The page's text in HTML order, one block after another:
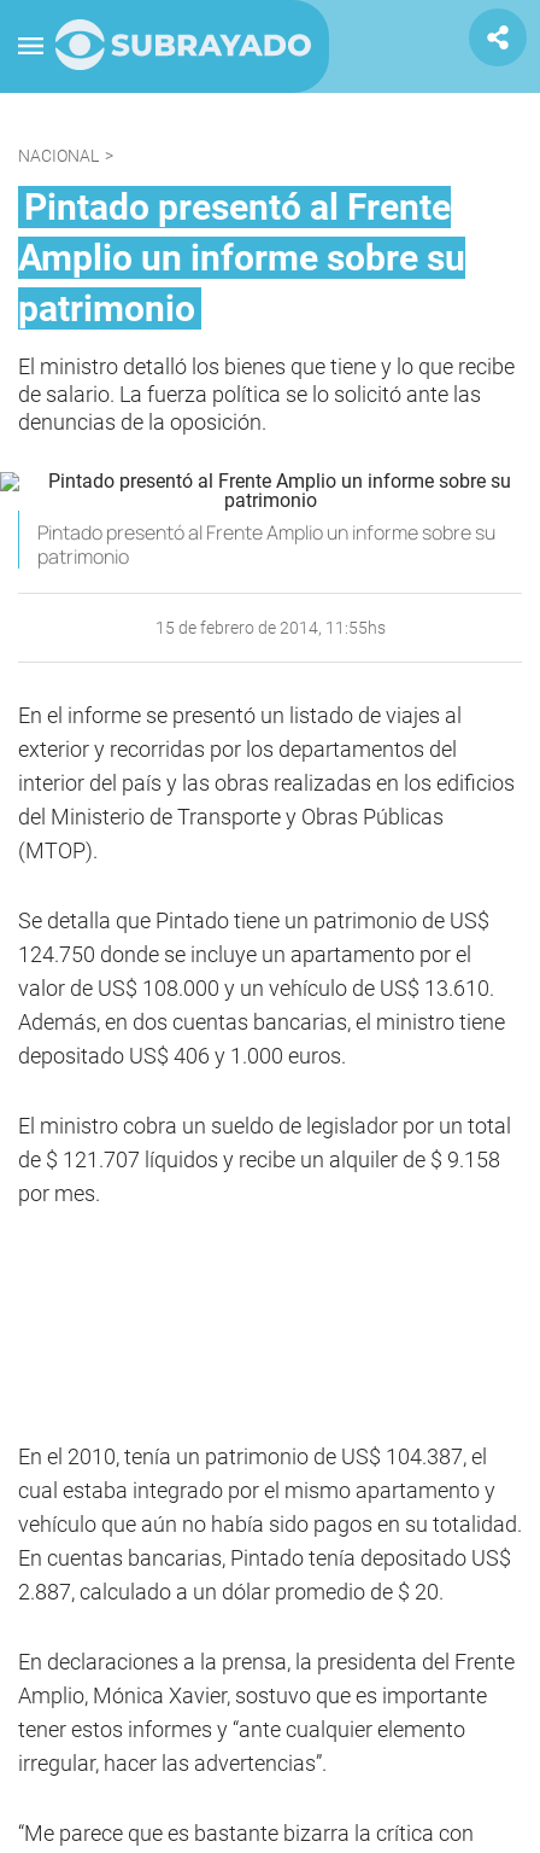
NACIONAL >
Pintado presentó al Frente
Amplio un informe sobre su
patrimonio
El ministro detalló los bienes que tiene y lo que recibe
de salario. La fuerza política se lo solicitó ante las
denuncias de la oposición.
Pintado presentó al Frente Amplio un informe sobre su
patrimonio
15 de febrero de 2014, 11:55hs
En el informe se presentó un listado de viajes al
exterior y recorridas por los departamentos del
interior del país y las obras realizadas en los edificios
del Ministerio de Transporte y Obras Públicas
(MTOP).
Se detalla que Pintado tiene un patrimonio de US$
124.750 donde se incluye un apartamento por el
valor de US$ 108.000 y un vehículo de US$ 13.610.
Además, en dos cuentas bancarias, el ministro tiene
depositado US$ 406 y 1.000 euros.
El ministro cobra un sueldo de legislador por un total
de $ 121.707 líquidos y recibe un alquiler de $ 9.158
por mes.
En el 2010, tenía un patrimonio de US$ 104.387, el
cual estaba integrado por el mismo apartamento y
vehículo que aún no había sido pagos en su totalidad.
En cuentas bancarias, Pintado tenía depositado US$
2.887, calculado a un dólar promedio de $ 20.
En declaraciones a la prensa, la presidenta del Frente
Amplio, Mónica Xavier, sostuvo que es importante
tener estos informes y “ante cualquier elemento
irregular, hacer las advertencias”.
“Me parece que es bastante bizarra la crítica con